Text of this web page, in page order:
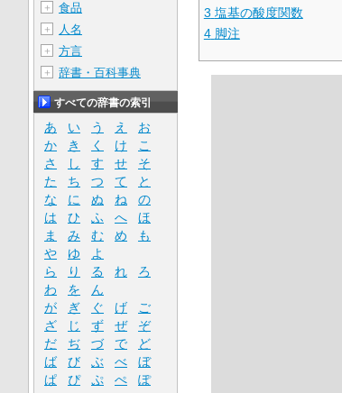
3 塩基の酸度関数
4 脚注
＋ 食品
＋ 人名
＋ 方言
＋ 辞書・百科事典
すべての辞書の索引
あ い う え
お
か
き く け
こ
さ
し す せ
そ
た
ち つ て
と
な
に ぬ ね
の
は
ひ ふ へ
ほ
ま
み む め
も
や
ゆ
よ
ら
り る れ
ろ
わ
を
ん
が
ぎ ぐ げ
ご
ざ
じ ず ぜ
ぞ
だ
ぢ づ で
ど
ば
び ぶ べ
ぼ
ぱ
ぴ ぷ ぺ ぽ